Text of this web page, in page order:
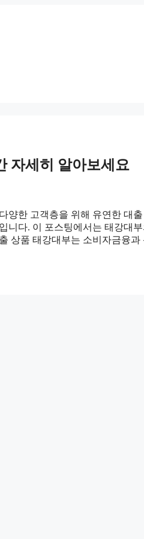
자세히 알아보세요
양한 고객층을 위해 유연한 대
다. 이 포스팅에서는 태강대
품 태강대부는 소비자금융과